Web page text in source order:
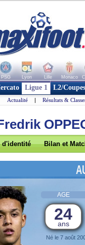
PSG Lyon Lille Monaco
Ligue 1 L2/Coupes
Actualité | Résultats &
d'identité Bilan et
AGE
24
ans
Né le 7 août